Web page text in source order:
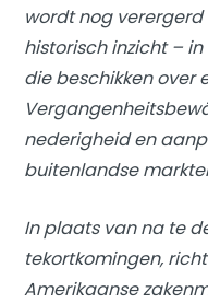
wordt nog
historisch inzicht –
die beschikken over
nederigheid en
buitenlandse
In plaats van na te
tekortkomingen,
Amerikaanse